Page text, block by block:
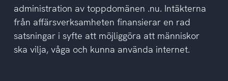
administration av toppdomänen .nu. Intäkterna
från affärsverksamheten finansierar en rad
satsningar i syfte att möjliggöra att människor
ska vilja, våga och kunna använda internet.